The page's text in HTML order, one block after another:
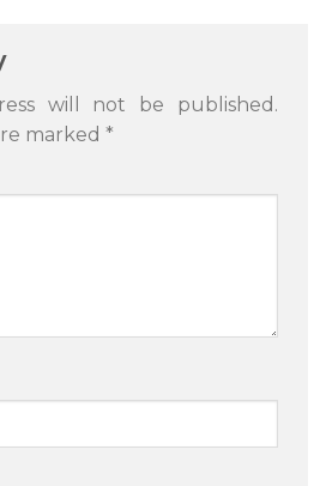
will not be published.
marked *